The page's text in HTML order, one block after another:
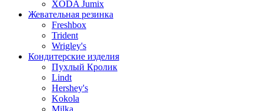
XODA Jumix
Жевательная резинка
Freshbox
Trident
Wrigley's
Кондитерские изделия
Пухлый Кролик
Lindt
Hershey's
Kokola
Milka